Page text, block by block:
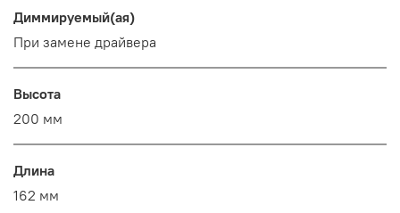
Диммируемый(ая)
При замене драйвера
Высота
200 мм
Длина
162 мм